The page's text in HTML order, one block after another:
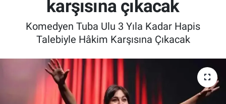
karşısına çıkacak
Komedyen Tuba Ulu 3 Yıla Kadar Hapis
Talebiyle Hâkim Karşısına Çıkacak
İnanç
Kadın & Aile
Kültür & Sanat
Sağlık